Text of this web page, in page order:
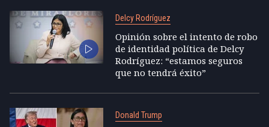
Delcy Rodríguez
Opinión sobre el intento de robo
de identidad política de Delcy
Rodríguez: “estamos seguros
que no tendrá éxito”
Donald Trump